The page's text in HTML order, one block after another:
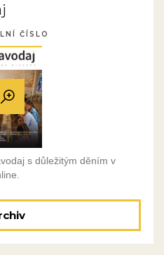
ČÍSLO
s důležitým děním v